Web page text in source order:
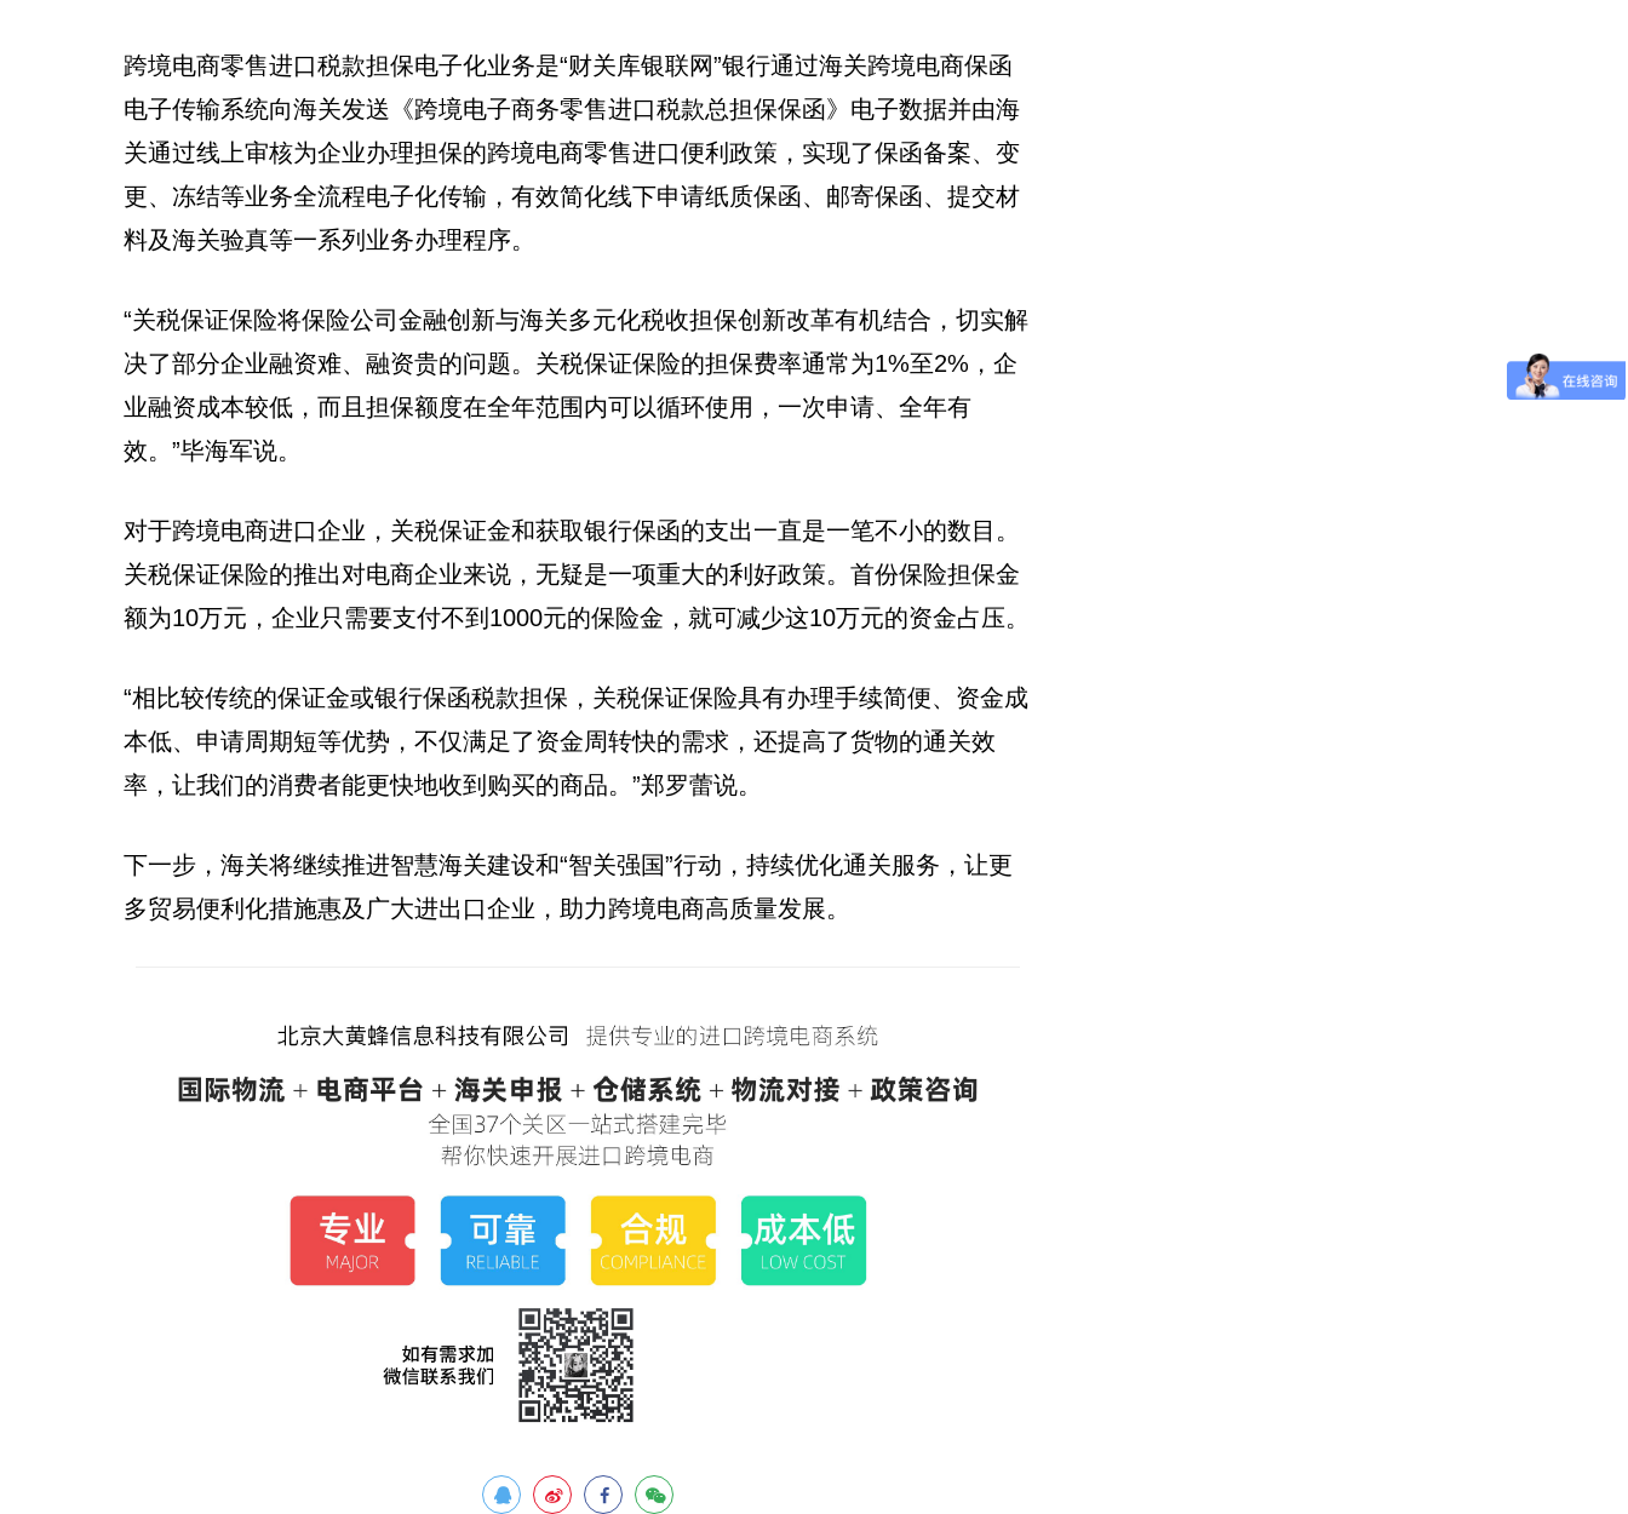
跨境电商零售进口税款担保电子化业务是“财关库银联网”银行通过海关跨境电商保函
电子传输系统向海关发送《跨境电子商务零售进口税款总担保保函》电子数据并由海
关通过线上审核为企业办理担保的跨境电商零售进口便利政策，实现了保函备案、变
更、冻结等业务全流程电子化传输，有效简化线下申请纸质保函、邮寄保函、提交材
料及海关验真等一系列业务办理程序。
“关税保证保险将保险公司金融创新与海关多元化税收担保创新改革有机结合，切实解
决了部分企业融资难、融资贵的问题。关税保证保险的担保费率通常为1%至2%，企
业融资成本较低，而且担保额度在全年范围内可以循环使用，一次申请、全年有
效。”毕海军说。
对于跨境电商进口企业，关税保证金和获取银行保函的支出一直是一笔不小的数目。
关税保证保险的推出对电商企业来说，无疑是一项重大的利好政策。首份保险担保金
额为10万元，企业只需要支付不到1000元的保险金，就可减少这10万元的资金占压。
“相比较传统的保证金或银行保函税款担保，关税保证保险具有办理手续简便、资金成
本低、申请周期短等优势，不仅满足了资金周转快的需求，还提高了货物的通关效
率，让我们的消费者能更快地收到购买的商品。”郑罗蕾说。
下一步，海关将继续推进智慧海关建设和“智关强国”行动，持续优化通关服务，让更
多贸易便利化措施惠及广大进出口企业，助力跨境电商高质量发展。